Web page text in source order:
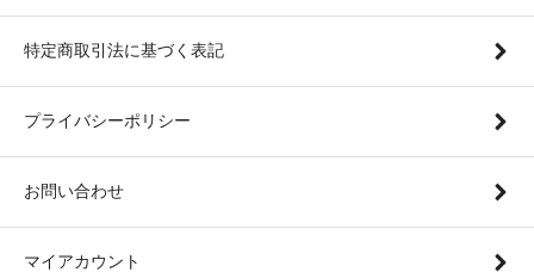
特定商取引法に基づく表記
プライバシーポリシー
お問い合わせ
マイアカウント